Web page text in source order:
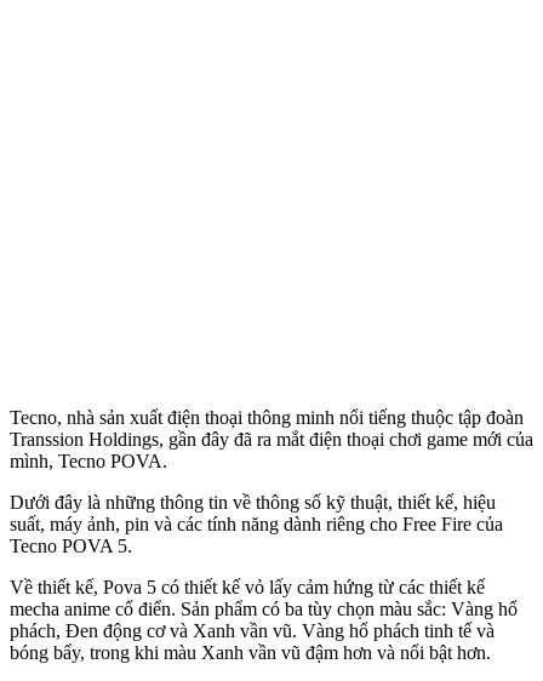
Tecno, nhà sản xuất điện thoại thông minh nổi tiếng thuộc tập đoàn
Transsion Holdings, gần đây đã ra mắt điện thoại chơi game mới của
mình, Tecno POVA.
Dưới đây là những thông tin về thông số kỹ thuật, thiết kế, hiệu
suất, máy ảnh, pin và các tính năng dành riêng cho Free Fire của
Tecno POVA 5.
Về thiết kế, Pova 5 có thiết kế vỏ lấy cảm hứng từ các thiết kế
mecha anime cổ điển. Sản phẩm có ba tùy chọn màu sắc: Vàng hổ
phách, Đen động cơ và Xanh vần vũ. Vàng hổ phách tinh tế và
bóng bẩy, trong khi màu Xanh vần vũ đậm hơn và nổi bật hơn.